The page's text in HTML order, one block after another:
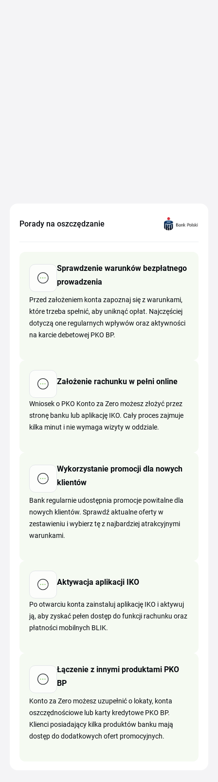
Porady na oszczędzanie
Sprawdzenie warunków bezpłatnego
prowadzenia
Przed założeniem konta zapoznaj się z warunkami,
które trzeba spełnić, aby uniknąć opłat. Najczęściej
dotyczą one regularnych wpływów oraz aktywności
na karcie debetowej PKO BP.
Założenie rachunku w pełni online
Wniosek o PKO Konto za Zero możesz złożyć przez
stronę banku lub aplikację IKO. Cały proces zajmuje
kilka minut i nie wymaga wizyty w oddziale.
Wykorzystanie promocji dla nowych
klientów
Bank regularnie udostępnia promocje powitalne dla
nowych klientów. Sprawdź aktualne oferty w
zestawieniu i wybierz tę z najbardziej atrakcyjnymi
warunkami.
Aktywacja aplikacji IKO
Po otwarciu konta zainstaluj aplikację IKO i aktywuj
ją, aby zyskać pełen dostęp do funkcji rachunku oraz
płatności mobilnych BLIK.
Łączenie z innymi produktami PKO
BP
Konto za Zero możesz uzupełnić o lokaty, konta
oszczędnościowe lub karty kredytowe PKO BP.
Klienci posiadający kilka produktów banku mają
dostęp do dodatkowych ofert promocyjnych.